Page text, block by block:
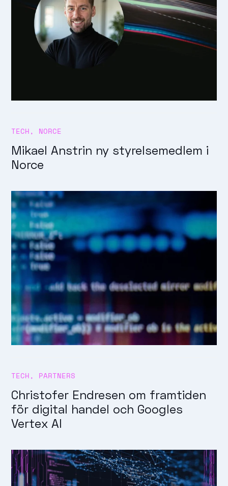
TECH, NORCE
Mikael Anstrin ny styrelsemedlem i
Norce
TECH, PARTNERS
Christofer Endresen om framtiden
för digital handel och Googles
Vertex AI